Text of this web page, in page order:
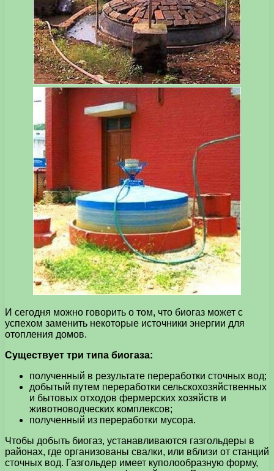
И сегодня можно говорить о том, что биогаз может с
успехом заменить некоторые источники энергии для
отопления домов.
Существует три типа биогаза:
полученный в результате переработки сточных вод;
добытый путем переработки сельскохозяйственных
и бытовых отходов фермерских хозяйств и
животноводческих комплексов;
полученный из переработки мусора.
Чтобы добыть биогаз, устанавливаются газгольдеры в
районах, где организованы свалки, или вблизи от станций
сточных вод. Газгольдер имеет куполообразную форму,